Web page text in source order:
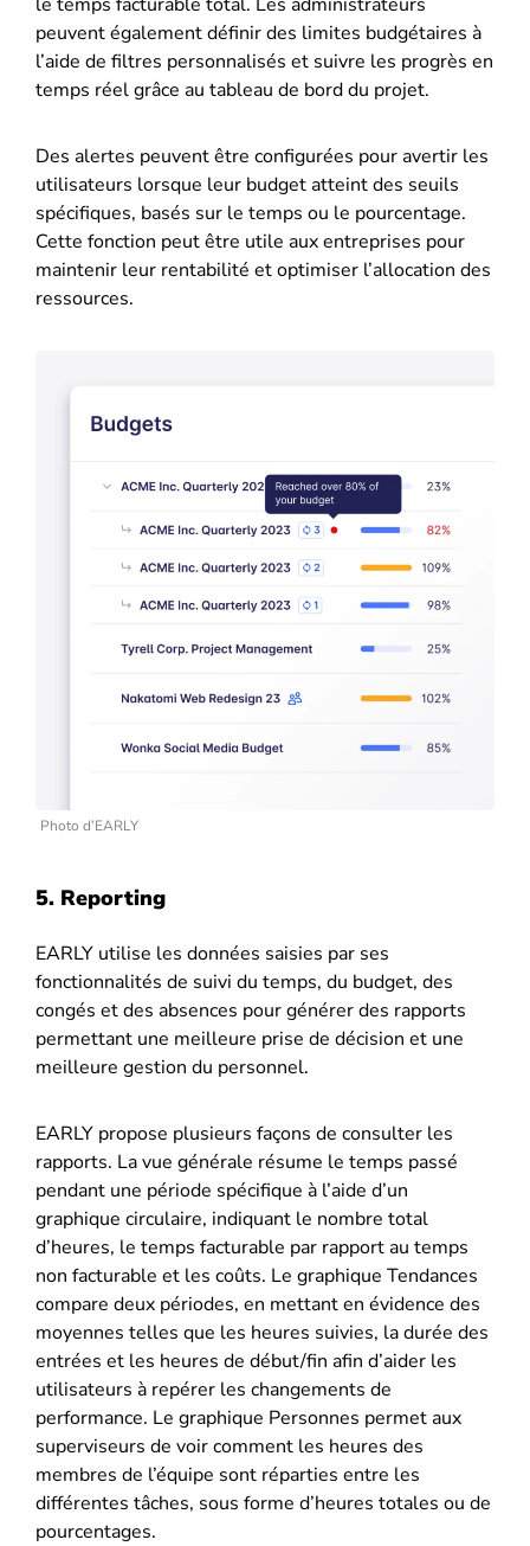
peuvent également définir des limites budgétaires à
l’aide de filtres personnalisés et suivre les progrès en
temps réel grâce au tableau de bord du projet.
Des alertes peuvent être configurées pour avertir les
utilisateurs lorsque leur budget atteint des seuils
spécifiques, basés sur le temps ou le pourcentage.
Cette fonction peut être utile aux entreprises pour
maintenir leur rentabilité et optimiser l’allocation des
ressources.
Photo d’EARLY
5. Reporting
EARLY utilise les données saisies par ses
fonctionnalités de suivi du temps, du budget, des
congés et des absences pour générer des rapports
permettant une meilleure prise de décision et une
meilleure gestion du personnel.
EARLY propose plusieurs façons de consulter les
rapports. La vue générale résume le temps passé
pendant une période spécifique à l’aide d’un
graphique circulaire, indiquant le nombre total
d’heures, le temps facturable par rapport au temps
non facturable et les coûts. Le graphique Tendances
compare deux périodes, en mettant en évidence des
moyennes telles que les heures suivies, la durée des
entrées et les heures de début/fin afin d’aider les
utilisateurs à repérer les changements de
performance. Le graphique Personnes permet aux
superviseurs de voir comment les heures des
membres de l’équipe sont réparties entre les
différentes tâches, sous forme d’heures totales ou de
pourcentages.